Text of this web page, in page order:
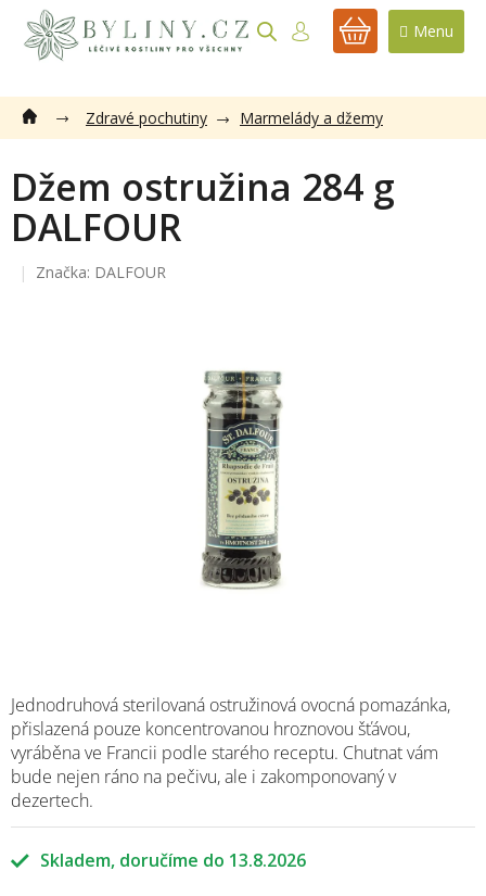
obsah
NÁKUPNÍ
Zdravé pochutiny Marmelády a džemy
Džem ostružina 284 g
DALFOUR
Značka: DALFOUR
Skladem 13.8.2026
Jednodruhová sterilovaná ostružinová ovocná pomazánka,
přislazená pouze koncentrovanou hroznovou šťávou,
vyráběna ve Francii podle starého receptu. Chutnat vám
bude nejen ráno na pečivu, ale i zakomponovaný v
dezertech.